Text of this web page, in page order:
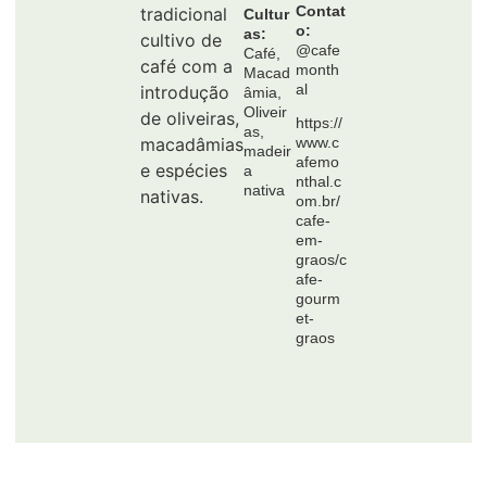
tradicional
cultivo de
café com a
introdução
de oliveiras,
macadâmias
e espécies
nativas.
Cultur
as:
Café,
Macad
âmia,
Oliveir
as,
madeir
a
nativa
Contat
o:
@cafe
month
al
https://
www.c
afemo
nthal.c
om.br/
cafe-
em-
graos/c
afe-
gourm
et-
graos